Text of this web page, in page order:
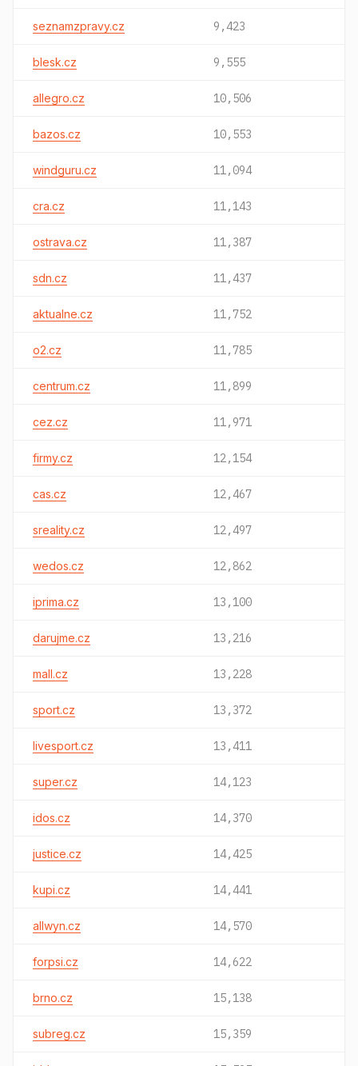
seznamzpravy.cz 9,423
blesk.cz 9,555
allegro.cz 10,506
bazos.cz 10,553
windguru.cz 11,094
cra.cz 11,143
ostrava.cz 11,387
sdn.cz 11,437
aktualne.cz 11,752
o2.cz 11,785
centrum.cz 11,899
cez.cz 11,971
firmy.cz 12,154
cas.cz 12,467
sreality.cz 12,497
wedos.cz 12,862
iprima.cz 13,100
darujme.cz 13,216
mall.cz 13,228
sport.cz 13,372
livesport.cz 13,411
super.cz 14,123
idos.cz 14,370
justice.cz 14,425
kupi.cz 14,441
allwyn.cz 14,570
forpsi.cz 14,622
brno.cz 15,138
subreg.cz 15,359